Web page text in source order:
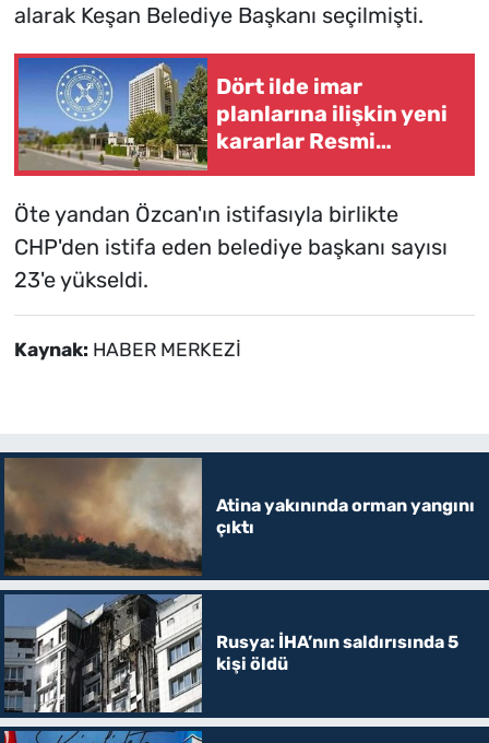
alarak Keşan Belediye Başkanı seçilmişti.
Dört ilde imar
planlarına ilişkin yeni
kararlar Resmi
Öte yandan Özcan'ın istifasıyla birlikte
CHP'den istifa eden belediye başkanı sayısı
23'e yükseldi.
Kaynak: HABER MERKEZİ
Atina yakınında orman yangını
çıktı
Rusya: İHA’nın saldırısında 5
kişi öldü